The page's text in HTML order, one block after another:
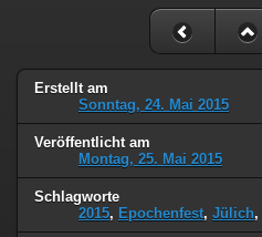
Erstellt am
Sonntag, 24. Mai 2015
Veröffentlicht am
Montag, 25. Mai 2015
Schlagworte
2015, Epochenfest, Jülich,